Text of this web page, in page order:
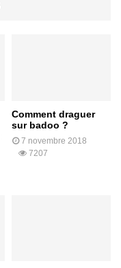
Comment draguer
sur badoo ?
7 novembre 2018
7207